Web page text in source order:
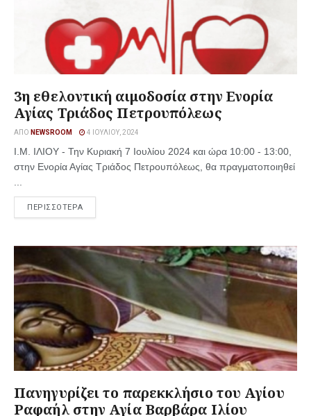
3η εθελοντική αιμοδοσία στην Ενορία
Αγίας Τριάδος Πετρουπόλεως
ΑΠΌ NEWSROOM 4 ΙΟΥΛΊΟΥ, 2024
Ι.Μ. ΙΛΙΟΥ - Την Κυριακή 7 Ιουλίου 2024 και ώρα 10:00 - 13:00,
στην Ενορία Αγίας Τριάδος Πετρουπόλεως, θα πραγματοποιηθεί
ΠΕΡΙΣΣΟΤΕΡΑ
Πανηγυρίζει το παρεκκλήσιο του Αγίου
Ραφαήλ στην Αγία Βαρβάρα Ιλίου